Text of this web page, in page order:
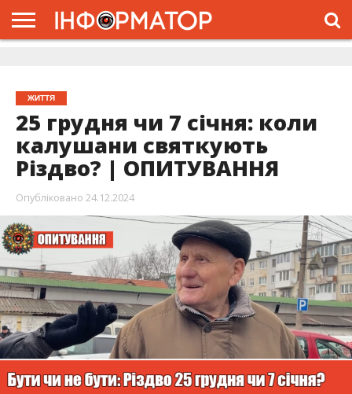
ЖИТТЯ
25 грудня чи 7 січня: коли
калушани святкують
Різдво? | ОПИТУВАННЯ
Опубліковано 24.12.2024